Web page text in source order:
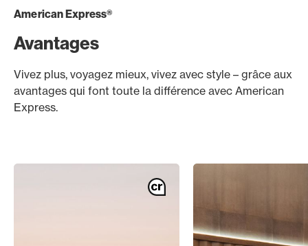
American Express®
Avantages
Vivez plus, voyagez mieux, vivez avec style – grâce aux
avantages qui font toute la différence avec American
Express.